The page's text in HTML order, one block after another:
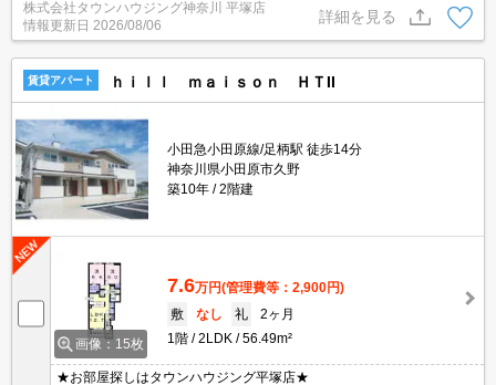
ろん、他の物件もまとめてご紹介可能です！
株式会社タウンハウジング神奈川 平塚店
情報更新日 2026/08/06
詳細を見る
賃貸アパート ｈｉｌｌ ｍａｉｓｏｎ ＨＴII
小田急小田原線/足柄駅 徒歩14分
神奈川県小田原市久野
築10年
2階建
画像：15枚
7.6万円(管理費等：2,900円)
敷
なし 礼
2ヶ月
1階
2LDK 56.49m²
★お部屋探しはタウンハウジング平塚店★